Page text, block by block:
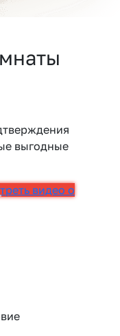
выгодные
видео о